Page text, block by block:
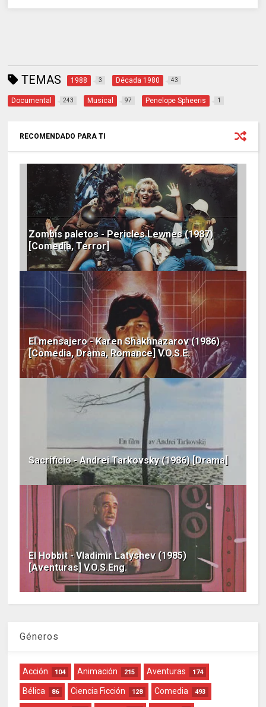
TEMAS 1988 3 Década 1980 43
Documental 243 Musical 97 Penelope Spheeris 1
RECOMENDADO PARA TI
Zombis paletos - Pericles Lewnes (1987)
[Comedia, Terror]
El mensajero - Karen Shakhnazarov (1986)
[Comedia, Drama, Romance] V.O.S.E.
Sacrificio - Andrei Tarkovsky (1986) [Drama]
El Hobbit - Vladimir Latyshev (1985)
[Aventuras] V.O.S.Eng.
Géneros
Acción 104 Animación 215 Aventuras 174
Bélica 86 Ciencia Ficción 128 Comedia 493